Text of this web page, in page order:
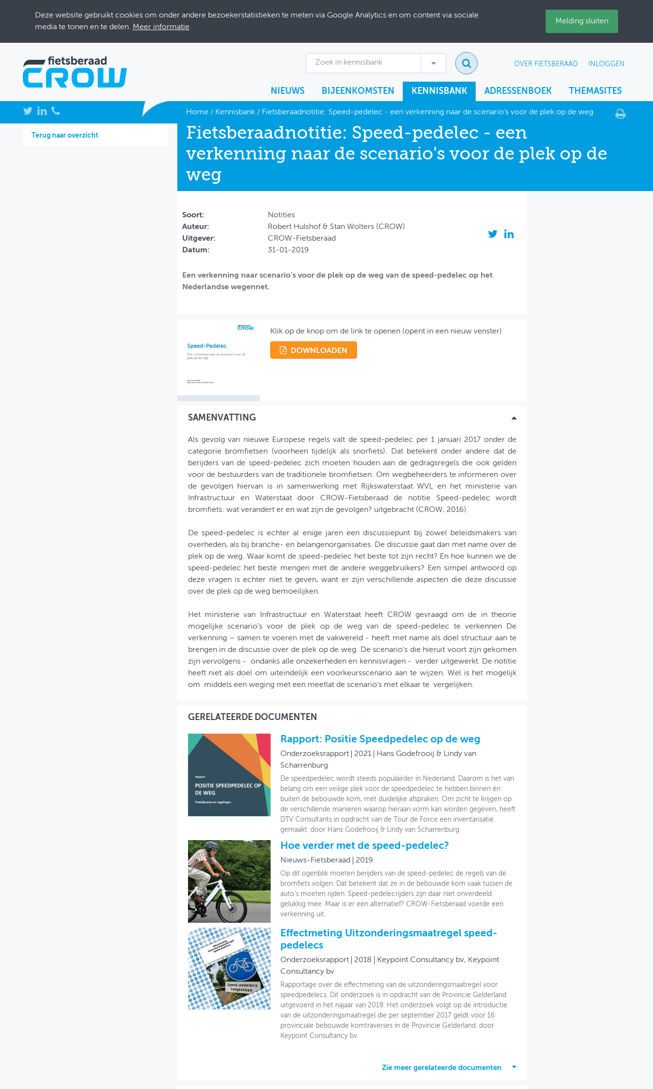
Deze website gebruikt cookies om onder andere bezoekerstatistieken te meten via Google Analytics en om content via sociale
media te tonen en te delen. Meer informatie
Melding sluiten
Zoek in kennisbank OVER FIETSBERAAD INLOGGEN
NIEUWS BIJEENKOMSTEN KENNISBANK ADRESSENBOEK THEMASITES
NIEUWS
BIJEENKOMSTEN
Home / Kennisbank/ Fietsberaadnotitie: Speed-pedelec - een verkenning naar de scenario's voor de plek op de weg
Terug naar overzicht
Fietsberaadnotitie: Speed-pedelec - een
verkenning naar de scenario's voor de plek op de
weg
Soort:
Notities
Auteur:
Robert Hulshof & Stan Wolters (CROW)
Uitgever:
CROW-Fietsberaad
Datum:
31-01-2019
Een verkenning naar scenario’s voor de plek op de weg van de speed-pedelec op het
Nederlandse wegennet.
Klik op de knop om de link te openen (opent in een nieuw venster)
DOWNLOADEN
SAMENVATTING
Als gevolg van nieuwe Europese regels valt de speed-pedelec per 1 januari 2017 onder de
categorie bromfietsen (voorheen tijdelijk als snorfiets). Dat betekent onder andere dat de
berijders van de speed-pedelec zich moeten houden aan de gedragsregels die ook gelden
voor de bestuurders van de traditionele bromfietsen. Om wegbeheerders te informeren over
de gevolgen hiervan is in samenwerking met Rijkswaterstaat WVL en het ministerie van
Infrastructuur en Waterstaat door CROW-Fietsberaad de notitie Speed-pedelec wordt
bromfiets: wat verandert er en wat zijn de gevolgen? uitgebracht (CROW, 2016).
De speed-pedelec is echter al enige jaren een discussiepunt bij zowel beleidsmakers van
overheden, als bij branche- en belangenorganisaties. De discussie gaat dan met name over de
plek op de weg. Waar komt de speed-pedelec het beste tot zijn recht? En hoe kunnen we de
speed-pedelec het beste mengen met de andere weggebruikers? Een simpel antwoord op
deze vragen is echter niet te geven, want er zijn verschillende aspecten die deze discussie
over de plek op de weg bemoeilijken.
Het ministerie van Infrastructuur en Waterstaat heeft CROW gevraagd om de in theorie
mogelijke scenario’s voor de plek op de weg van de speed-pedelec te verkennen De
verkenning – samen te voeren met de vakwereld - heeft met name als doel structuur aan te
brengen in de discussie over de plek op de weg. De scenario’s die hieruit voort zijn gekomen
zijn vervolgens - ondanks alle onzekerheden en kennisvragen - verder uitgewerkt. De notitie
heeft niet als doel om uiteindelijk een voorkeursscenario aan te wijzen. Wel is het mogelijk
om middels een weging met een meetlat de scenario’s met elkaar te vergelijken.
GERELATEERDE DOCUMENTEN
Rapport: Positie Speedpedelec op de weg
Onderzoeksrapport 2021
Hans Godefrooij & Lindy van
Scharrenburg
De speedpedelec wordt steeds populairder in Nederland. Daarom is het van
belang om een veilige plek voor de speedpedelec te hebben binnen én
buiten de bebouwde kom, met duidelijke afspraken. Om zicht te krijgen op
de verschillende manieren waarop hieraan vorm kan worden gegeven, heeft
DTV Consultants in opdracht van de Tour de Force een inventarisatie
gemaakt. door Hans Godefrooij & Lindy van Scharrenburg
Hoe verder met de speed-pedelec?
Nieuws-Fietsberaad 2019
Op dit ogenblik moeten berijders van de speed-pedelec de regels van de
bromfiets volgen. Dat betekent dat ze in de bebouwde kom vaak tussen de
auto’s moeten rijden. Speed-pedelecrijders zijn daar niet onverdeeld
gelukkig mee. Maar is er een alternatief? CROW-Fietsberaad voerde een
verkenning uit.
Effectmeting Uitzonderingsmaatregel speed-
pedelecs
Onderzoeksrapport 2018
Keypoint Consultancy bv, Keypoint
Consultancy bv
Rapportage over de effectmeting van de uitzonderingsmaatregel voor
speedpedelecs. Dit onderzoek is in opdracht van de Provincie Gelderland
uitgevoerd in het najaar van 2018. Het onderzoek volgt op de introductie
van de uitzonderingsmaatregel die per september 2017 geldt voor 16
provinciale bebouwde komtraverses in de Provincie Gelderland. door
Keypoint Consultancy bv
Zie meer gerelateerde documenten